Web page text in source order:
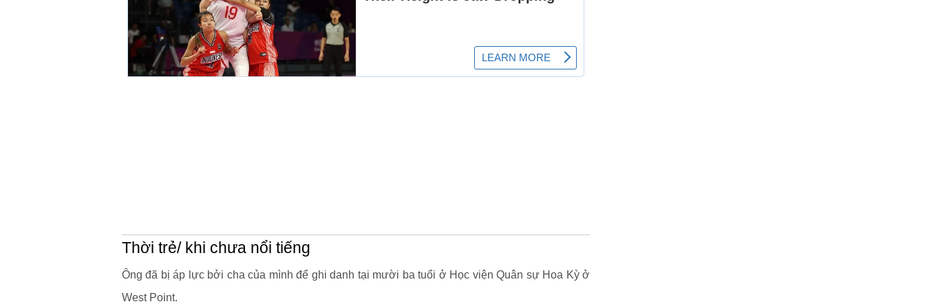
Thời trẻ/ khi chưa nổi tiếng
Ông đã bị áp lực bởi cha của mình để ghi danh tại mười ba tuổi ở Học viện Quân sự Hoa Kỳ ở
West Point.